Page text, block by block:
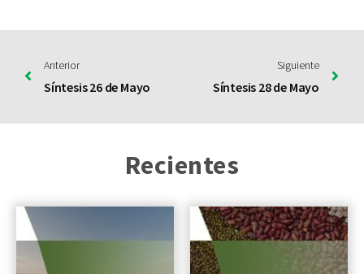
Anterior
Síntesis 26 de Mayo
Siguiente
Síntesis 28 de Mayo
Recientes